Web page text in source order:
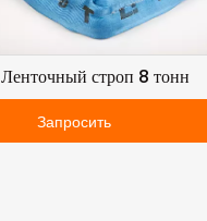
Ленточный строп 8 тонн
Запросить